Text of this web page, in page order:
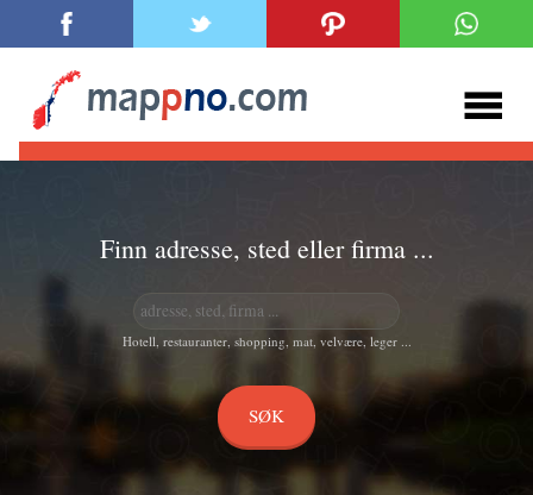
Finn adresse, sted eller firma ...
Hotell, restauranter, shopping, mat, velvære, leger ...